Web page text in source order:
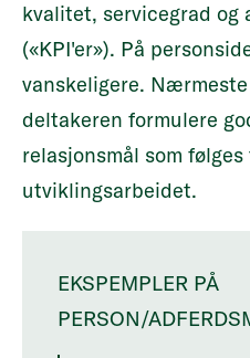
kvalitet, servicegrad
(«KPI'er»). På
vanskeligere.
deltakeren formulere
relasjonsmål som
utviklingsarbeidet.
EKSPEMPLER PÅ
PERSON/